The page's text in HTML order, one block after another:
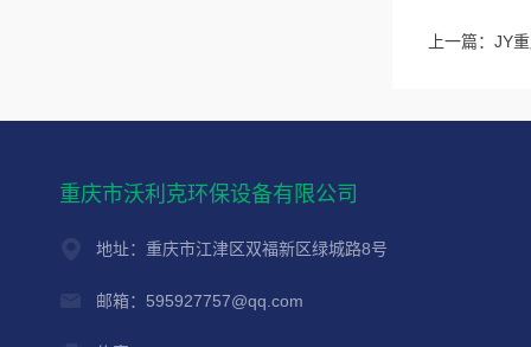
上一篇： JY
重庆市沃利克环保设备有限公司
地址：重庆市江津区双福新区绿城路8号
邮箱：595927757@qq.com